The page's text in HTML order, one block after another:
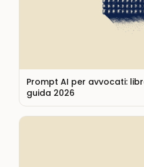
Prompt AI per avvocati:
guida 2026